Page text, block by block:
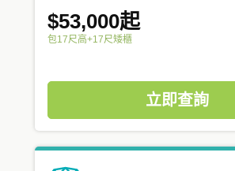
$53,000起
包17尺高+17尺矮櫃
立即查詢